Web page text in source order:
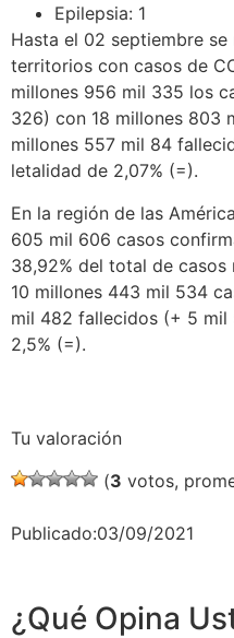
Epilepsia: 1
Hasta el 02 septiembre
territorios con casos de
millones 956 mil 335 los
326) con 18 millones 803
millones 557 mil 84
letalidad de 2,07% (=).
En la región de las
605 mil 606 casos
38,92% del total de
10 millones 443 mil 534
mil 482 fallecidos (+ 5 mil
2,5% (=).
Tu valoración
(3 votos,
Publicado:03/09/2021
¿Qué Opina